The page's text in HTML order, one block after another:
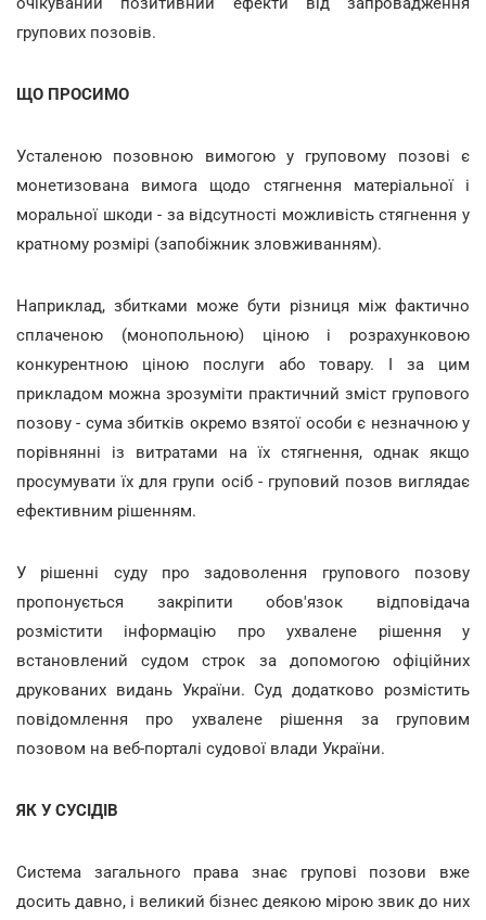
групових позовів.
ЩО ПРОСИМО
Усталеною позовною вимогою у груповому позові є
монетизована вимога щодо стягнення матеріальної і
моральної шкоди - за відсутності можливість стягнення у
кратному розмірі (запобіжник зловживанням).
Наприклад, збитками може бути різниця між фактично
сплаченою (монопольною) ціною і розрахунковою
конкурентною ціною послуги або товару. І за цим
прикладом можна зрозуміти практичний зміст групового
позову - сума збитків окремо взятої особи є незначною у
порівнянні із витратами на їх стягнення, однак якщо
просумувати їх для групи осіб - груповий позов виглядає
ефективним рішенням.
У рішенні суду про задоволення групового позову
пропонується закріпити обов'язок відповідача
розмістити інформацію про ухвалене рішення у
встановлений судом строк за допомогою офіційних
друкованих видань України. Суд додатково розмістить
повідомлення про ухвалене рішення за груповим
позовом на веб-порталі судової влади України.
ЯК У СУСІДІВ
Система загального права знає групові позови вже
досить давно, і великий бізнес деякою мірою звик до них